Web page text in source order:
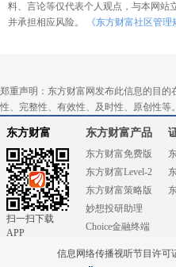
料、言论等仅代表个人观点，与本网站
并承担相应风险。
《东方财富社区管理
郑重声明：东方财富网发布此信息的目
性、完整性、有效性、及时性、原创性
东方财富
扫一扫下载
APP
东方财富产品
东方财富免费版
东方财富Level-2
东方财富策略版
妙想投研助理
Choice金融终端
信息网络传播视听节目许可